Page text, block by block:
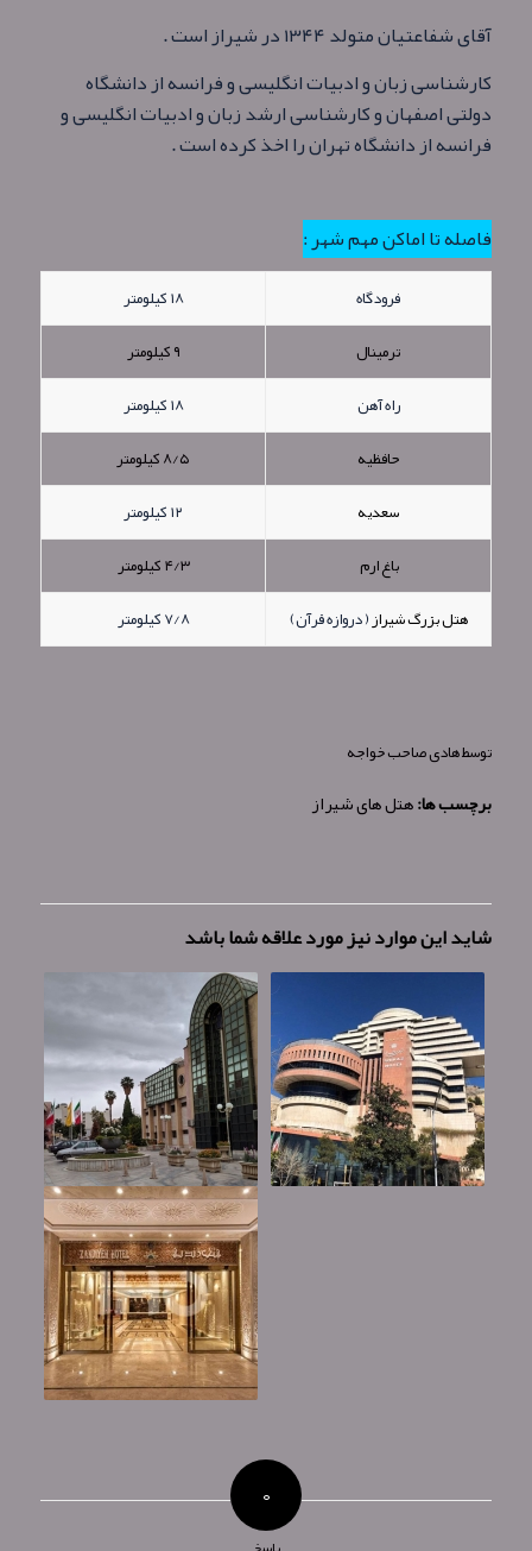
آقای شفاعتیان متولد ۱۳۴۴ در شیراز است .
کارشناسی زبان و ادبیات انگلیسی و فرانسه از دانشگاه
دولتی اصفهان و کارشناسی ارشد زبان و ادبیات انگلیسی و
فرانسه از دانشگاه تهران را اخذ کرده است .
فاصله تا اماکن مهم شهر :
فرودگاه
۱۸ کیلومتر
ترمینال
۹ کیلومتر
راه آهن
۱۸ کیلومتر
حافظیه
۸/۵ کیلومتر
سعدیه
۱۲ کیلومتر
باغ ارم
۴/۳ کیلومتر
هتل بزرگ شیراز( دروازه قرآن) ۷/۸ کیلومتر
توسطهادی صاحب خواجه
برچسب ها:هتل های شیراز
شاید این موارد نیز مورد علاقه شما باشد
۰